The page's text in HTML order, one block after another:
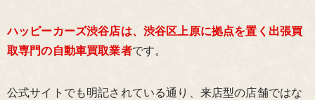
ハッピーカーズ渋谷店は、渋谷区上原に拠点を置く出張買
取専門の自動車買取業者です。
公式サイトでも明記されている通り、来店型の店舗ではな